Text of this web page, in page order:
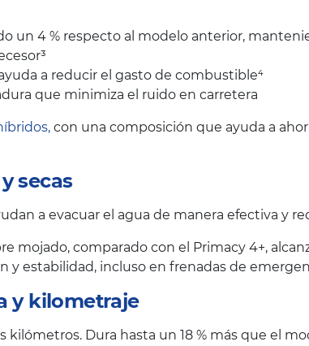
un 4 % respecto al modelo anterior,
a reducir el gasto de combustible⁴
que minimiza el ruido en carretera
con una composición que ayuda a
secas
a evacuar el agua de manera efectiva y
mojado, comparado con el Primacy 4+,
y estabilidad, incluso en frenadas de
y kilometraje
kilómetros. Dura hasta un 18 % más que el